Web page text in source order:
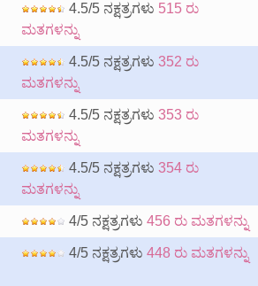
4.5/5 ನಕ್ಷತ್ರಗಳು 515 ರು
ಮತಗಳನ್ನು
4.5/5 ನಕ್ಷತ್ರಗಳು 352 ರು
ಮತಗಳನ್ನು
4.5/5 ನಕ್ಷತ್ರಗಳು 353 ರು
ಮತಗಳನ್ನು
4.5/5 ನಕ್ಷತ್ರಗಳು 354 ರು
ಮತಗಳನ್ನು
4/5 ನಕ್ಷತ್ರಗಳು 456 ರು ಮತಗಳನ್ನು
4/5 ನಕ್ಷತ್ರಗಳು 448 ರು ಮತಗಳನ್ನು